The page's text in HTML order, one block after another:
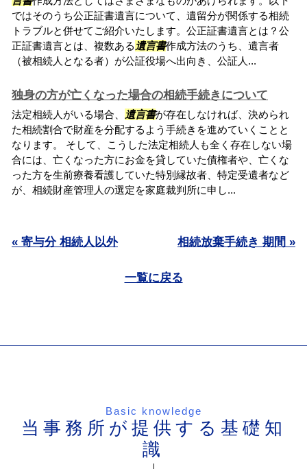
ではそのうち公正証書遺言について、遺留分が関係する相続
トラブルと併せてご紹介いたします。公正証書遺言とは？公
正証書遺言とは、複数ある 遺言書作成方法のうち、遺言者
（被相続人となる者）が公証役場へ出向き、公証人...
独身の方が亡くなった場合の相続手続きについて
法定相続人がいる場合、 遺言書が存在しなければ、決められ
た相続割合で財産を分配するよう手続きを進めていくことと
なります。 そして、こうした法定相続人も全く存在しない場
合には、亡くなった方にお金を貸していた債権者や、亡くな
った方を生前療養看護していた特別縁故者、特定受遺者など
が、相続財産管理人の選定を家庭裁判所に申し...
« 寄与分 相続人以外 相続放棄手続き 期間 »
一覧に戻る
Basic knowledge
当事務所が提供する基礎知
識